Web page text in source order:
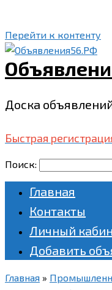
Перейти к контенту
Доска
Быстрая
Поиск:
Главная
Контакты
Личный
Добавить
Главная »